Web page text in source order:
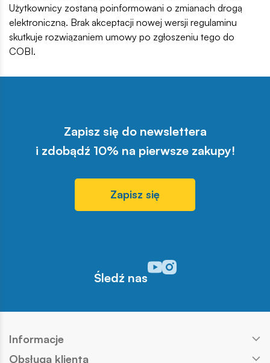
Użytkownicy zostaną poinformowani o zmianach drogą
elektroniczną. Brak akceptacji nowej wersji regulaminu
skutkuje rozwiązaniem umowy po zgłoszeniu tego do
COBI.
Zapisz się do newslettera
i zdobądź 10% na pierwsze zakupy!
Zapisz się
Śledź nas
Odwiedź nasz profil w
Odwiedź nasz profil w
Informacje
Obsługa klienta